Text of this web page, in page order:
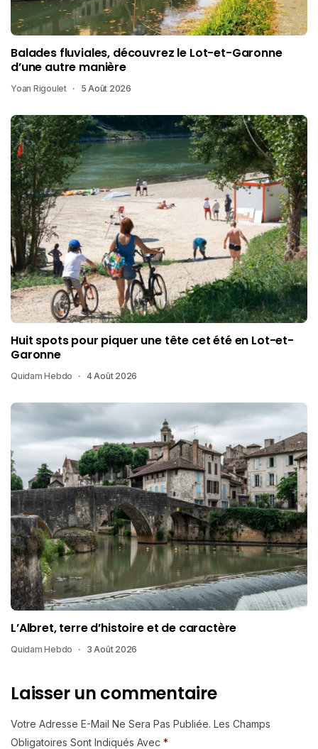
Balades fluviales, découvrez le Lot-et-Garonne
d’une autre manière
Yoan Rigoulet 5 Août 2026
Huit spots pour piquer une tête cet été en Lot-et-
Garonne
Quidam Hebdo 4 Août 2026
L’Albret, terre d’histoire et de caractère
Quidam Hebdo 3 Août 2026
Laisser un commentaire
Votre Adresse E-Mail Ne Sera Pas Publiée. Les Champs
Obligatoires Sont Indiqués Avec *